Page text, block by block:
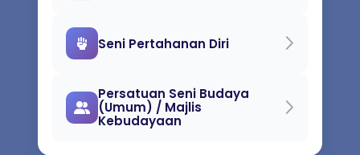
Seni Pertahanan Diri
Persatuan Seni Budaya
(Umum) / Majlis
Kebudayaan